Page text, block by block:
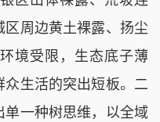
周边黄土裸露、扬尘
境受限，生态底子薄
生活的突出短板。二
单一种树思维，以全域